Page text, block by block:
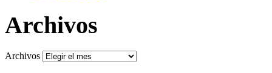
Archivos
Archivos